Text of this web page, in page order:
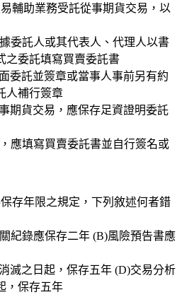
輔助業務受託從事期貨交易，以
委託人或其代表人、代理人以書
之委託填寫買賣委託書
委託並簽章或當事人事前另有約
人補行簽章
期貨交易，應保存足資證明委託
應填寫買賣委託書並自行簽名或
存年限之規定，下列敘述何者錯
紀錄應保存二年 (B)風險預告書應
滅之日起，保存五年 (D)交易分析
，保存五年